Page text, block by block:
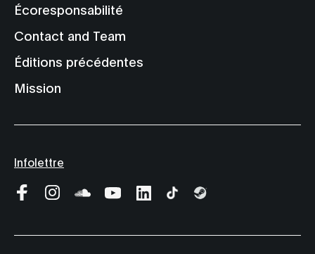
Écoresponsabilité
Contact and Team
Éditions précédentes
Mission
Infolettre